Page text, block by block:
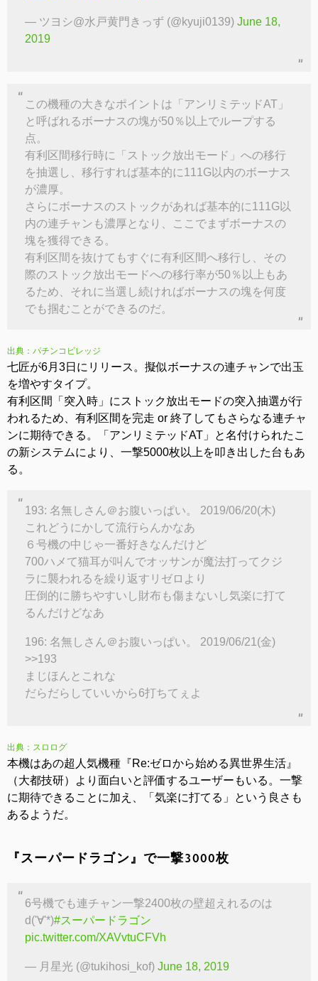
— ツヨシ@水戸黄門きっず (@kyuji0139) June 18,
2019
この機種の大きなポイントは「アンリミテッドAT」
と呼ばれるボーナスの塊が50％以上でループする
点。
有利区間移行時に「ストック放出モード」への移行
を抽選し、移行すれば基本的に111G以内のボーナス
が濃厚。
さらにボーナスのストックがあれば基本的に111G以
内の連チャンも濃厚となり、ここでまずボーナスの
塊を獲得できる。
有利区間を抜けてもすぐに有利区間へ移行し、その
際のストック放出モードへの移行率が50％以上もあ
るため、それに当選し続ければボーナスの塊を何度
でも掴むことができるのだ。
出典：パチンコビレッジ
七匠が6月3日にリリース。擬似ボーナスの連チャンで出玉
を増やすタイプ。
有利区間「突入時」にストック放出モードの突入抽選が行
われるため、有利区間を完走 or 終了してもさらなる連チャ
ンに期待できる。「アンリミテッドAT」と名付けられたこ
の新システムにより、一撃5000枚以上を叩き出した台もあ
る。
193: 名無しさん＠お腹いっぱい。 2019/06/20(木)
これどうにかして流行らんかなあ
６号機の中じゃ一番好きなんだけど
700ハメて猫耳が叫んでオッサンが魔法打ってクジ
ラに襲われるを繰り返すリゼロより
圧倒的に勝ちやすいし財布も傷まないし気楽に打て
るんだけどなあ
196: 名無しさん＠お腹いっぱい。 2019/06/21(金)
>>193
まじほんとこれな
だらだらしていいから6打ちてぇよ
出典：スロログ
本機はあの超人気機種『Re:ゼロから始める異世界生活』
（大都技研）より面白いと評価するユーザーもいる。一撃
に期待できることに加え、「気楽に打てる」という良さも
あるようだ。
『スーパードラゴン』で一撃3000枚
6号機でも連チャン一撃2400枚の壁超えれるのは
d('∀'*)#スーパードラゴン
pic.twitter.com/XAVvtuCFVh
— 月星光 (@tukihosi_kof) June 18, 2019